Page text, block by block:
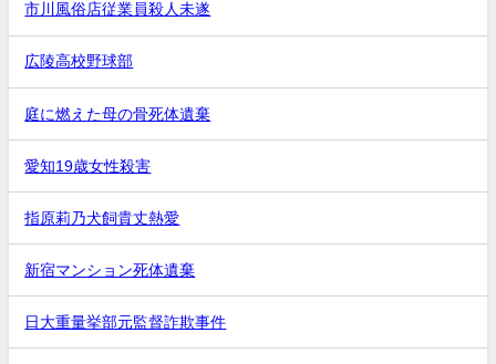
市川風俗店従業員殺人未遂
広陵高校野球部
庭に燃えた母の骨死体遺棄
愛知19歳女性殺害
指原莉乃犬飼貴丈熱愛
新宿マンション死体遺棄
日大重量挙部元監督詐欺事件